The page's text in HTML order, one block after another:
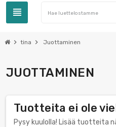
view_headline
chevron_right tina chevron_right Juottaminen
JUOTTAMINEN
Tuotteita ei ole
Pysy kuulolla! Lisää tuotteita